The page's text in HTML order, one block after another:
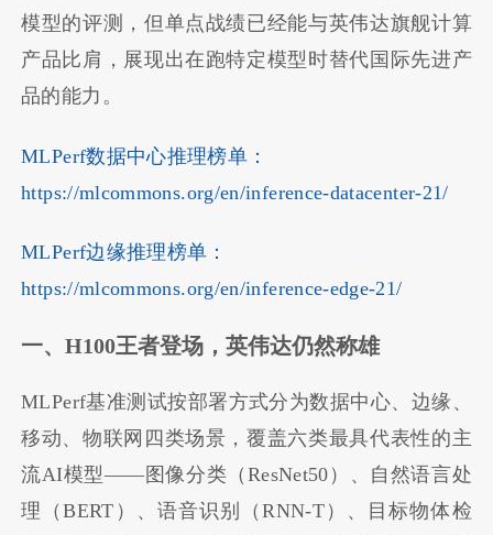
模型的评测，但单点战绩已经能与英伟达旗舰计算
产品比肩，展现出在跑特定模型时替代国际先进产
品的能力。
MLPerf数据中心推理榜单：
https://mlcommons.org/en/inference-datacenter-21/
MLPerf边缘推理榜单：
https://mlcommons.org/en/inference-edge-21/
一、H100王者登场，英伟达仍然称雄
MLPerf基准测试按部署方式分为数据中心、边缘、
移动、物联网四类场景，覆盖六类最具代表性的主
流AI模型——图像分类（ResNet50）、自然语言处
理（BERT）、语音识别（RNN-T）、目标物体检